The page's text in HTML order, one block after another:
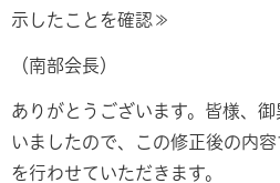
示したことを確認≫
（南部会長）
ありがとうございます。皆様、
いましたので、この修正後の内
を行わせていただきます。